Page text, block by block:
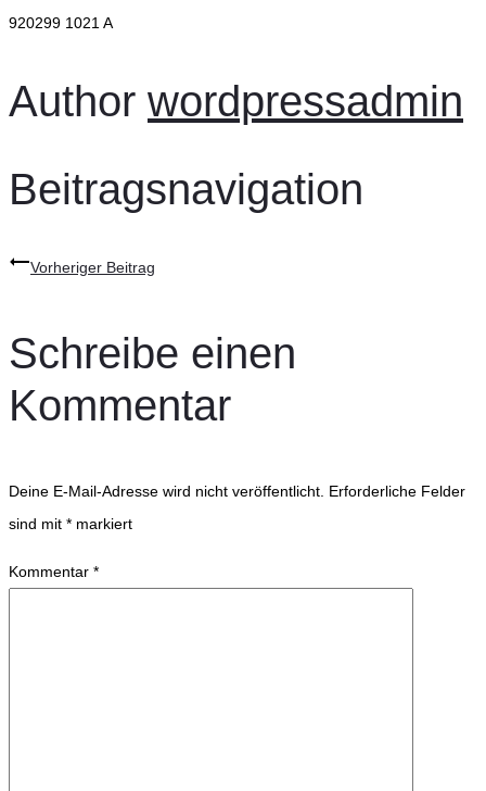
920299 1021 A
Author wordpressadmin
Beitragsnavigation
Vorheriger Beitrag
Schreibe einen
Kommentar
Deine E-Mail-Adresse wird nicht veröffentlicht. Erforderliche Felder
sind mit * markiert
Kommentar *